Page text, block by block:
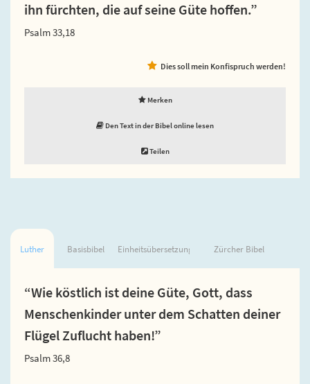
ihn fürchten, die auf seine Güte hoffen.”
Psalm 33,18
Dies soll mein Konfispruch werden!
Merken
Den Text in der Bibel online lesen
Teilen
Luther Basisbibel Einheitsübersetzung Zürcher Bibel
“Wie köstlich ist deine Güte, Gott, dass
Menschenkinder unter dem Schatten deiner
Flügel Zuflucht haben!”
Psalm 36,8